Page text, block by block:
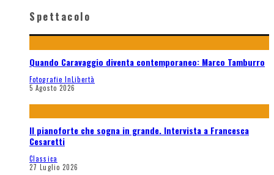
Spettacolo
Quando Caravaggio diventa contemporaneo: Marco Tamburro
Fotografie InLibertà
5 Agosto 2026
Il pianoforte che sogna in grande. Intervista a Francesca
Cesaretti
Classica
27 Luglio 2026